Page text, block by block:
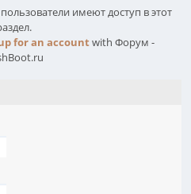
имеют доступ в этот
for an accountwith Форум -